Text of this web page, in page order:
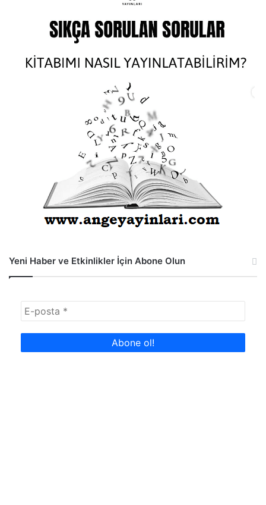
Yeni Haber ve Etkinlikler İçin Abone Olun